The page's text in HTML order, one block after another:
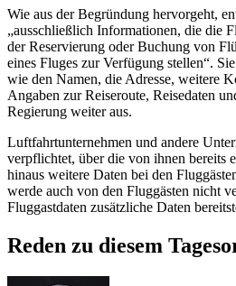
Wie aus der Begründung hervorgeht,
„ausschließlich Informationen, die die
der Reservierung oder Buchung von
eines Fluges zur Verfügung stellen“.
wie den Namen, die Adresse, weitere
Angaben zur Reiseroute, Reisedaten
Regierung weiter aus.
Luftfahrtunternehmen und andere
verpflichtet, über die von ihnen bereits
hinaus weitere Daten bei den
werde auch von den Fluggästen nicht
Fluggastdaten zusätzliche Daten
Reden zu diesem